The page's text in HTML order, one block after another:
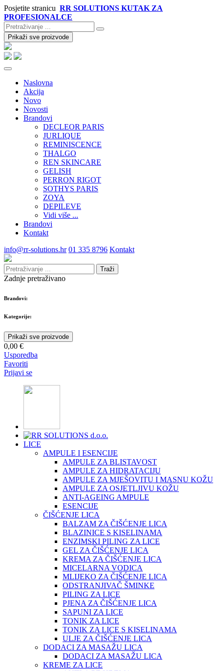
Posjetite stranicu RR SOLUTIONS KUTAK ZA
PROFESIONALCE
Prikaži sve proizvode
Naslovna
Akcija
Novo
Novosti
Brandovi
DECLEOR PARIS
JURLIQUE
REMINISCENCE
THALGO
REN SKINCARE
GELISH
PERRON RIGOT
SOTHYS PARIS
ZOYA
DEPILEVE
Vidi više ...
Brandovi
Kontakt
info@rr-solutions.hr 01 335 8796 Kontakt
Traži
Zadnje pretraživano
Brandovi:
Kategorije:
Prikaži sve proizvode
0,00 €
Usporedba
Favoriti
Prijavi se
LICE
AMPULE I ESENCIJE
AMPULE ZA BLISTAVOST
AMPULE ZA HIDRATACIJU
AMPULE ZA MJEŠOVITU I MASNU KOŽU
AMPULE ZA OSJETLJIVU KOŽU
ANTI-AGEING AMPULE
ESENCIJE
ČIŠĆENJE LICA
BALZAM ZA ČIŠĆENJE LICA
BLAZINICE S KISELINAMA
ENZIMSKI PILING ZA LICE
GEL ZA ČIŠĆENJE LICA
KREMA ZA ČIŠĆENJE LICA
MICELARNA VODICA
MLIJEKO ZA ČIŠĆENJE LICA
ODSTRANJIVAČ ŠMINKE
PILING ZA LICE
PJENA ZA ČIŠĆENJE LICA
SAPUNI ZA LICE
TONIK ZA LICE
TONIK ZA LICE S KISELINAMA
ULJE ZA ČIŠĆENJE LICA
DODACI ZA MASAŽU LICA
DODACI ZA MASAŽU LICA
KREME ZA LICE